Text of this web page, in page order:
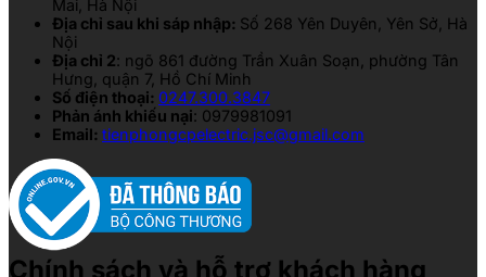
Mai, Hà Nội
Địa chỉ sau khi sáp nhập: Số 268 Yên Duyên, Yên Sở, Hà
Nội
Địa chỉ 2: ngõ 861 đường Trần Xuân Soạn, phường Tân
Hưng, quận 7, Hồ Chí Minh
Số điện thoại: 0247.300.3847
Phản ánh khiếu nại: 0979981091
Email: tienphongcpelectric.jsc@gmail.com
Chính sách và hỗ trợ khách hàng